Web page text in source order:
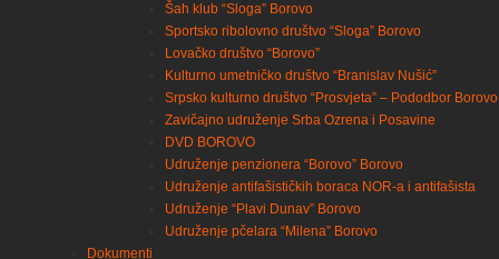
Šah klub “Sloga” Borovo
Sportsko ribolovno društvo “Sloga” Borovo
Lovačko društvo “Borovo”
Kulturno umetničko društvo “Branislav Nušić”
Srpsko kulturno društvo “Prosvjeta” – Pododbor Borovo
Zavičajno udruženje Srba Ozrena i Posavine
DVD BOROVO
Udruženje penzionera “Borovo” Borovo
Udruženje antifašističkih boraca NOR-a i antifašista
Udruženje “Plavi Dunav” Borovo
Udruženje pčelara “Milena” Borovo
Dokumenti